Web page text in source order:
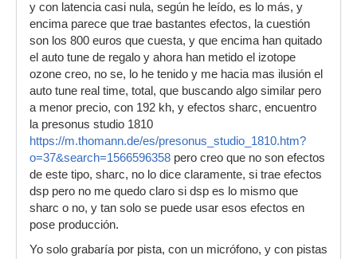
y con latencia casi nula, según he leído, es lo más, y
encima parece que trae bastantes efectos, la cuestión
son los 800 euros que cuesta, y que encima han quitado
el auto tune de regalo y ahora han metido el izotope
ozone creo, no se, lo he tenido y me hacia mas ilusión el
auto tune real time, total, que buscando algo similar pero
a menor precio, con 192 kh, y efectos sharc, encuentro
la presonus studio 1810
https://m.thomann.de/es/presonus_studio_1810.htm?
o=37&search=1566596358 pero creo que no son efectos
de este tipo, sharc, no lo dice claramente, si trae efectos
dsp pero no me quedo claro si dsp es lo mismo que
sharc o no, y tan solo se puede usar esos efectos en
pose producción.
Yo solo grabaría por pista, con un micrófono, y con pistas